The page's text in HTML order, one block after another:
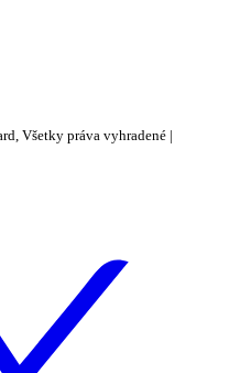
Všetky práva vyhradené |